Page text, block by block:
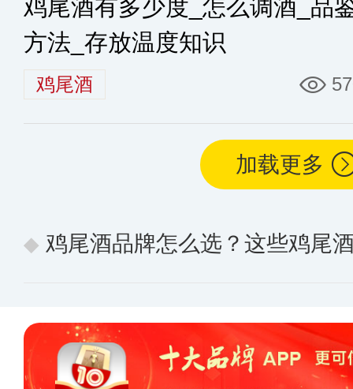
鸡尾酒有多少度_怎么调酒_品
方法_存放温度知识
鸡尾酒
加载更多
鸡尾酒品牌怎么选？这些鸡尾